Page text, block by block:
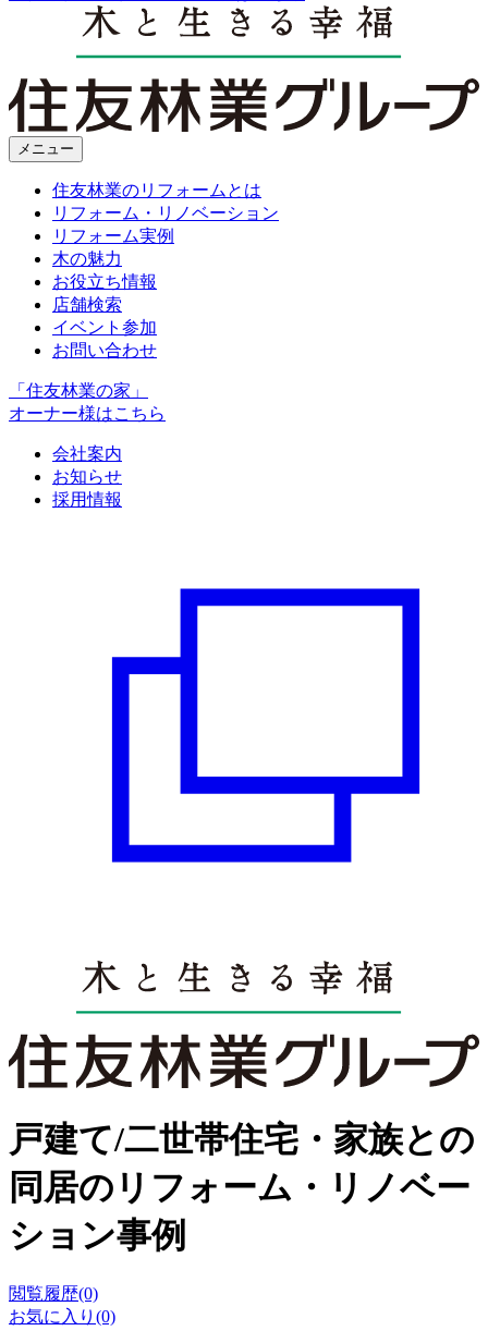
メニュー
住友林業のリフォームとは
リフォーム・リノベーション
リフォーム実例
木の魅力
お役立ち情報
店舗検索
イベント参加
お問い合わせ
「住友林業の家」
オーナー様はこちら
会社案内
お知らせ
採用情報
戸建て/二世帯住宅・家族との
同居のリフォーム・リノベー
ション事例
閲覧履歴(0)
お気に入り(0)